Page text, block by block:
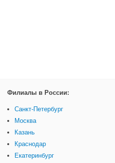
Филиалы в России:
Санкт-Петербург
Москва
Казань
Краснодар
Екатеринбург